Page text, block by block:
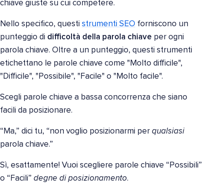
chiave giuste su cui competere.
Nello specifico, questi strumenti SEO forniscono un
punteggio di difficoltà della parola chiave per ogni
parola chiave. Oltre a un punteggio, questi strumenti
etichettano le parole chiave come "Molto difficile",
"Difficile", "Possibile", "Facile" o "Molto facile".
Scegli parole chiave a bassa concorrenza che siano
facili da posizionare.
“Ma,” dici tu, “non voglio posizionarmi per qualsiasi
parola chiave.”
Sì, esattamente! Vuoi scegliere parole chiave “Possibili”
o “Facili” degne di posizionamento.